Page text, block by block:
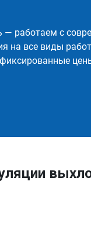
— работаем с
на все виды